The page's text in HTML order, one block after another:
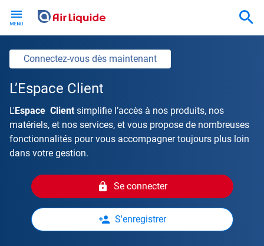
main
content
Connectez-vous dès maintenant
L’Espace Client
L'Espace Clientsimplifie l’accès à nos produits, nos
matériels, et nos services, et vous propose de nombreuses
fonctionnalités pour vous accompagner toujours plus loin
dans votre gestion.
Se connecter
S'enregistrer